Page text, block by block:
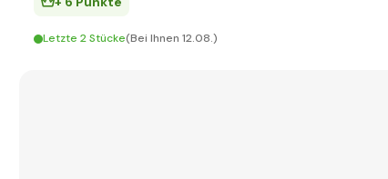
Letzte 2 Stücke(Bei Ihnen 12.08.)